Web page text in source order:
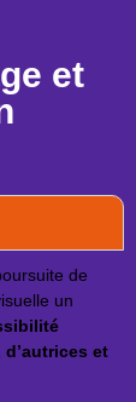
et
de
un
et